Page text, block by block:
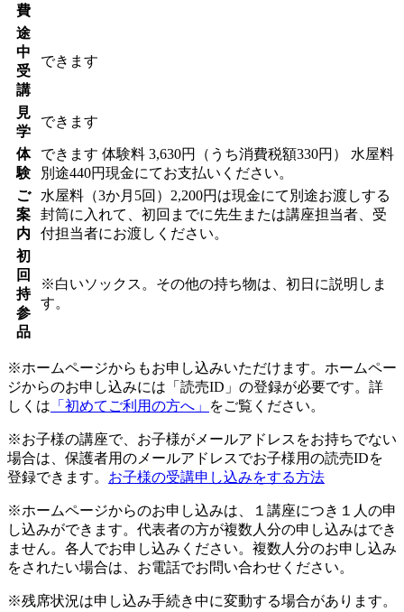
費
途
中
受
講
できます
見
学
できます
体
験
できます 体験料 3,630円（うち消費税額330円） 水屋料
別途440円現金にてお支払いください。
ご
案
内
水屋料（3か月5回）2,200円は現金にて別途お渡しする
封筒に入れて、初回までに先生または講座担当者、受
付担当者にお渡しください。
初
回
持
参
品
※白いソックス。その他の持ち物は、初日に説明しま
す。
※ホームページからもお申し込みいただけます。ホームペー
ジからのお申し込みには「読売ID」の登録が必要です。詳
しくは 「初めてご利用の方へ」 をご覧ください。
※お子様の講座で、お子様がメールアドレスをお持ちでない
場合は、保護者用のメールアドレスでお子様用の読売IDを
登録できます。 お子様の受講申し込みをする方法
※ホームページからのお申し込みは、１講座につき１人の申
し込みができます。代表者の方が複数人分の申し込みはでき
ません。各人でお申し込みください。複数人分のお申し込み
をされたい場合は、お電話でお問い合わせください。
※残席状況は申し込み手続き中に変動する場合があります。